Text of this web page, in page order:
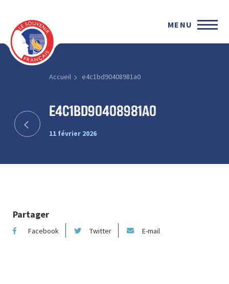
MENU
Accueil e4c1bd90408981a0
e4c1bd90408981a0
11 février 2026
Partager
Facebook Twitter E-mail